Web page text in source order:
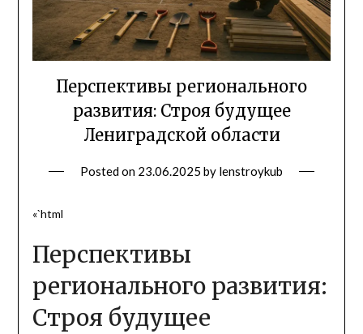
Перспективы регионального
развития: Строя будущее
Лениградской области
Posted on 23.06.2025 by lenstroykub
«`html
Перспективы
регионального развития:
Строя будущее